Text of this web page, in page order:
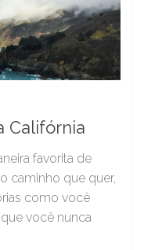
Califórnia
favorita de
caminho que quer,
como você
você nunca